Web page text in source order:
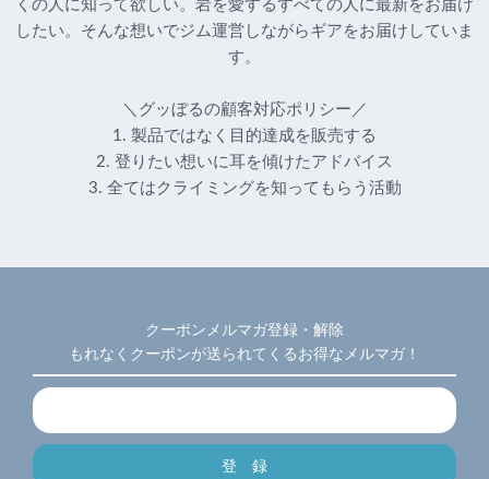
くの人に知って欲しい。岩を愛するすべての人に最新をお届け
したい。そんな想いでジム運営しながらギアをお届けしていま
す。
＼グッぼるの顧客対応ポリシー／
1. 製品ではなく目的達成を販売する
2. 登りたい想いに耳を傾けたアドバイス
3. 全てはクライミングを知ってもらう活動
クーポンメルマガ登録・解除
もれなくクーポンが送られてくるお得なメルマガ！